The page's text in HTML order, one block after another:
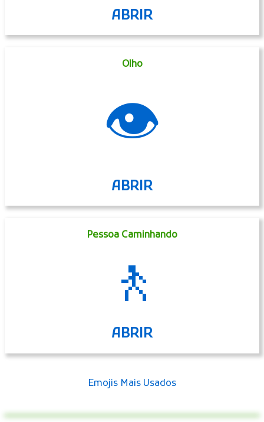
ABRIR
Olho
👁
ABRIR
Pessoa Caminhando
🚶
ABRIR
Emojis Mais Usados